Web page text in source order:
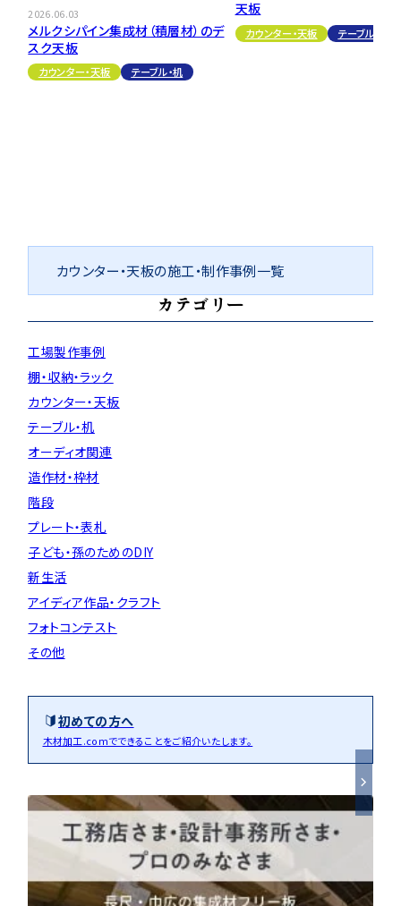
2026.06.03
メルクシパイン集成材（積層材）のデ
スク天板
カウンター・天板 テーブル・机
天板
カウンター・天板 テーブル・机
カウンター・天板の施工・制作事例一覧
カテゴリー
工場製作事例
棚・収納・ラック
カウンター・天板
テーブル・机
オーディオ関連
造作材・枠材
階段
プレート・表札
子ども・孫のためのDIY
新生活
アイディア作品・クラフト
フォトコンテスト
その他
初めての方へ
木材加工.comでできることをご紹介いたします。